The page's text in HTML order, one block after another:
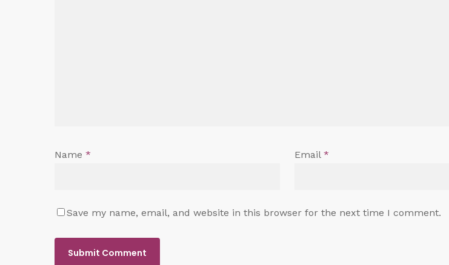
Name * Email *
Save my name, email, and website in this browser for the next time I comment.